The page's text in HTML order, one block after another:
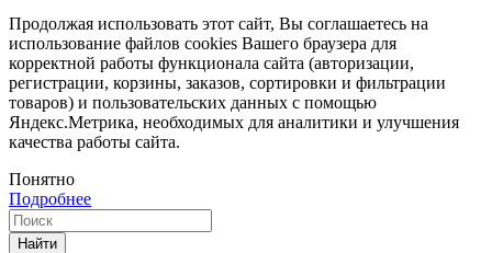
Продолжая использовать этот сайт, Вы соглашаетесь на
использование файлов cookies Вашего браузера для
корректной работы функционала сайта (авторизации,
регистрации, корзины, заказов, сортировки и фильтрации
товаров) и пользовательских данных с помощью
Яндекс.Метрика, необходимых для аналитики и улучшения
качества работы сайта.
Понятно
Подробнее
Найти